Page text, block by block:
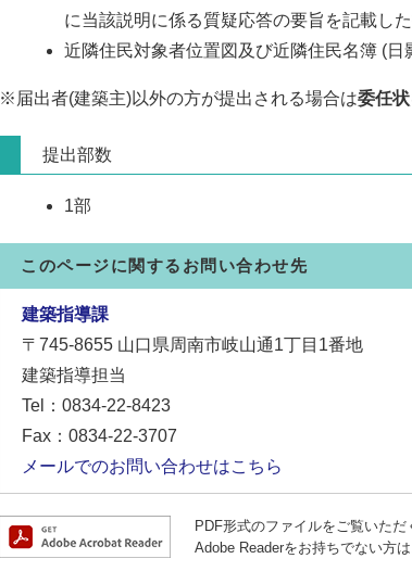
に当該説明に係る質疑応答の要旨を記載し
近隣住民対象者位置図及び近隣住民名簿 (
※届出者(建築主)以外の方が提出される場合は委任状
提出部数
1部
このページに関するお問い合わせ先
建築指導課
〒745-8655 山口県周南市岐山通1丁目1番地
建築指導担当
Tel：0834-22-8423
Fax：0834-22-3707
メールでのお問い合わせはこちら
PDF形式のファイルをご覧いただ
Adobe Readerをお持ちでない方